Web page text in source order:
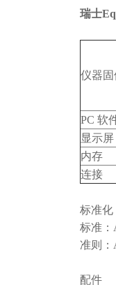
瑞士
仪器固
PC 软
显示屏
内存
连接
标准化
标准：
准则：
配件